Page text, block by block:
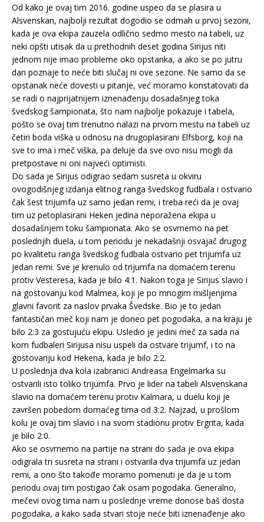
Od kako je ovaj tim 2016. godine uspeo da se plasira u
Alsvenskan, najbolji rezultat dogodio se odmah u prvoj sezoni,
kada je ova ekipa zauzela odlično sedmo mesto na tabeli, uz
neki opšti utisak da u prethodnih deset godina Sirijus niti
jednom nije imao probleme oko opstanka, a ako se po jutru
dan poznaje to neće biti slučaj ni ove sezone. Ne samo da se
opstanak neće dovesti u pitanje, već moramo konstatovati da
se radi o najprijatnijem iznenađenju dosadašnjeg toka
švedskog šampionata, što nam najbolje pokazuje i tabela,
pošto se ovaj tim trenutno nalazi na prvom mestu na tabeli uz
četiri boda viška u odnosu na drugoplasirani Elfsborg, koji na
sve to ima i meč viška, pa deluje da sve ovo nisu mogli da
pretpostave ni oni najveći optimisti.
Do sada je Sirijus odigrao sedam susreta u okviru
ovogodišnjeg izdanja elitnog ranga švedskog fudbala i ostvario
čak šest trijumfa uz samo jedan remi, i treba reći da je ovaj
tim uz petoplasirani Heken jedina neporažena ekipa u
dosadašnjem toku šampionata. Ako se osvrnemo na pet
poslednjih duela, u tom periodu je nekadašnji osvajač drugog
po kvalitetu ranga švedskog fudbala ostvario pet trijumfa uz
jedan remi. Sve je krenulo od trijumfa na domaćem terenu
protiv Vesteresa, kada je bilo 4:1. Nakon toga je Sirijus slavio i
na gostovanju kod Malmea, koji je po mnogim mišljenjima
glavni favorit za naslov prvaka Švedske. Bio je to jedan
fantastičan meč koji nam je doneo pet pogodaka, a na kraju je
bilo 2:3 za gostujuću ekipu. Usledio je jedini meč za sada na
kom fudbaleri Sirijusa nisu uspeli da ostvare trijumf, i to na
gostovanju kod Hekena, kada je bilo 2:2.
U poslednja dva kola izabranici Andreasa Engelmarka su
ostvarili isto toliko trijumfa. Prvo je lider na tabeli Alsvenskana
slavio na domaćem terenu protiv Kalmara, u duelu koji je
završen pobedom domaćeg tima od 3:2. Najzad, u prošlom
kolu je ovaj tim slavio i na svom stadionu protiv Ergrita, kada
je bilo 2:0.
Ako se osvrnemo na partije na strani do sada je ova ekipa
odigrala tri susreta na strani i ostvarila dva trijumfa uz jedan
remi, a ono što takođe moramo pomenuti je da je u tom
periodu ovaj tim postigao čak osam pogodaka. Generalno,
mečevi ovog tima nam u poslednje vreme donose baš dosta
pogodaka, a kako sada stvari stoje neće biti iznenađenje ako